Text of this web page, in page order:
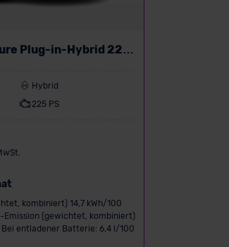
Plug-in-Hybrid 225
Hybrid
225 PS
kombiniert) 14,7 kWh/100
Emission (gewichtet, kombiniert)
Bei entladener Batterie: 6,4 l/100